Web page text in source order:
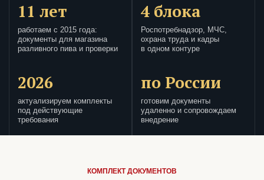
11 лет
работаем с 2015 года:
документы для магазина
разливного пива и проверки
4 блока
Роспотребнадзор, МЧС,
охрана труда и кадры
в одном контуре
2026
актуализируем комплекты
под действующие
требования
по России
готовим документы
удаленно и сопровождаем
внедрение
КОМПЛЕКТ ДОКУМЕНТОВ